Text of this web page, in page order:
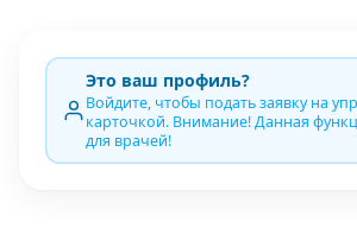
Это ваш профиль?
Войдите, чтобы подать заявку на
карточкой. Внимание! Данная
для врачей!